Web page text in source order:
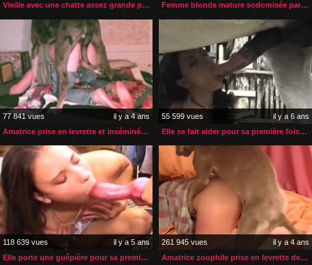
Vieille avec une chatte assez grande pour une bite de cheval
Femme blonde mature sodomisée par son cheval dans son jardin
77 841 vues
il y a 4 ans
Amatrice prise en levrette et inséminée par son gros chien
55 599 vues
il y a 6 ans
Elle se fait aider pour sa première fois avec un cheval
118 639 vues
il y a 5 ans
Elle porte une guêpière pour sa première fois avec un chien
261 945 vues
il y a 4 ans
Amatrice zoophile prise en levrette deux fois par son chien